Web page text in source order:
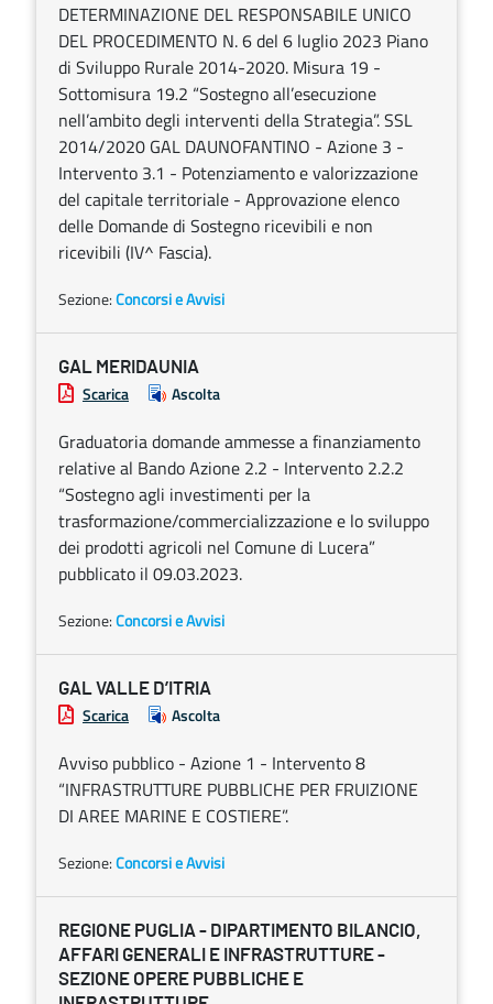
DETERMINAZIONE DEL RESPONSABILE UNICO
DEL PROCEDIMENTO N. 6 del 6 luglio 2023 Piano
di Sviluppo Rurale 2014-2020. Misura 19 -
Sottomisura 19.2 “Sostegno all’esecuzione
nell’ambito degli interventi della Strategia”. SSL
2014/2020 GAL DAUNOFANTINO - Azione 3 -
Intervento 3.1 - Potenziamento e valorizzazione
del capitale territoriale - Approvazione elenco
delle Domande di Sostegno ricevibili e non
ricevibili (IV^ Fascia).
Sezione:Concorsi e Avvisi
GAL MERIDAUNIA
Scarica Ascolta
Graduatoria domande ammesse a finanziamento
relative al Bando Azione 2.2 - Intervento 2.2.2
“Sostegno agli investimenti per la
trasformazione/commercializzazione e lo sviluppo
dei prodotti agricoli nel Comune di Lucera”
pubblicato il 09.03.2023.
Sezione:Concorsi e Avvisi
GAL VALLE D’ITRIA
Scarica Ascolta
Avviso pubblico - Azione 1 - Intervento 8
“INFRASTRUTTURE PUBBLICHE PER FRUIZIONE
DI AREE MARINE E COSTIERE”.
Sezione:Concorsi e Avvisi
REGIONE PUGLIA - DIPARTIMENTO BILANCIO,
AFFARI GENERALI E INFRASTRUTTURE -
SEZIONE OPERE PUBBLICHE E